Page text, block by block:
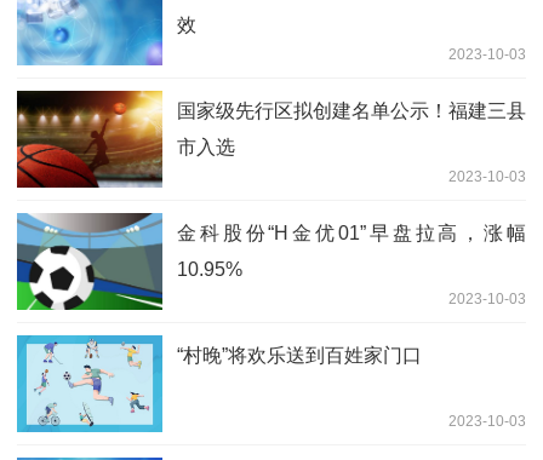
效
2023-10-03
国家级先行区拟创建名单公示！福建三县
市入选
2023-10-03
金科股份“H金优01”早盘拉高，涨幅
10.95%
2023-10-03
“村晚”将欢乐送到百姓家门口
2023-10-03